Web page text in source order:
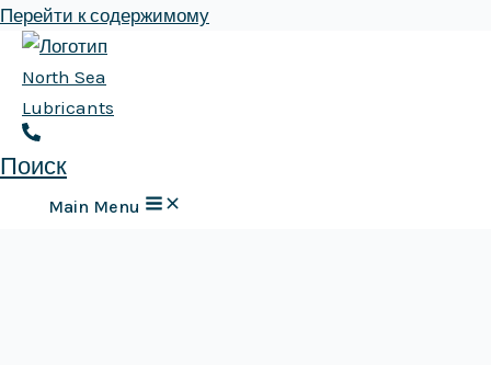
Перейти к содержимому
Поиск
Main Menu